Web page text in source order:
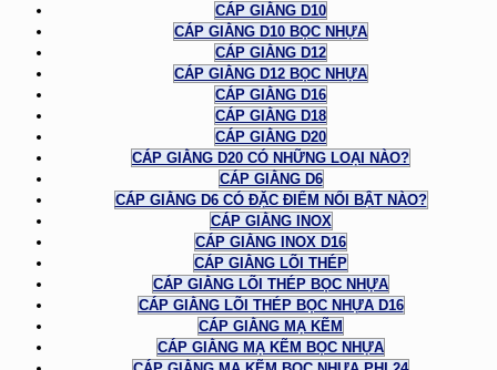
CÁP GIẰNG D10
CÁP GIẰNG D10 BỌC NHỰA
CÁP GIẰNG D12
CÁP GIẰNG D12 BỌC NHỰA
CÁP GIẰNG D16
CÁP GIẰNG D18
CÁP GIẰNG D20
CÁP GIẰNG D20 CÓ NHỮNG LOẠI NÀO?
CÁP GIẰNG D6
CÁP GIẰNG D6 CÓ ĐẶC ĐIỂM NỔI BẬT NÀO?
CÁP GIẰNG INOX
CÁP GIẰNG INOX D16
CÁP GIẰNG LÕI THÉP
CÁP GIẰNG LÕI THÉP BỌC NHỰA
CÁP GIẰNG LÕI THÉP BỌC NHỰA D16
CÁP GIẰNG MẠ KẼM
CÁP GIẰNG MẠ KẼM BỌC NHỰA